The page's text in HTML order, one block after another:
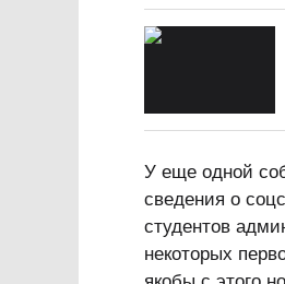
У еще одной
сведения о
студентов
некоторых